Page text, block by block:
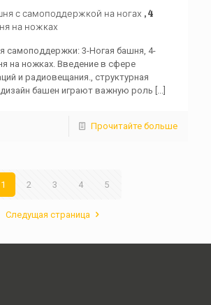
с самоподдержкой на ногах , 4
на ножках
самоподдержки: 3-Ногая башня, 4-
на ножках. Введение в сфере
и радиовещания., структурная
башен играют важную роль [...]
Прочитайте больше
1 2 3 4 5
Следущая страница